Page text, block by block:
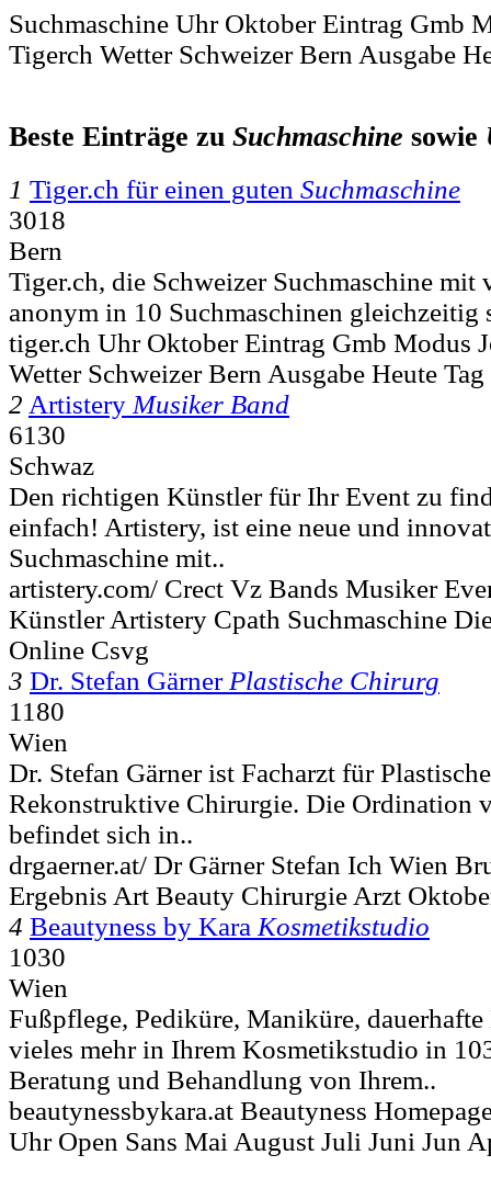
Suchmaschine Uhr Oktober Eintrag Gmb
Tigerch Wetter Schweizer Bern Ausgabe
Beste Einträge zu Suchmaschine sowie
1 Tiger.ch für einen guten Suchmaschine
3018
Bern
Tiger.ch, die Schweizer Suchmaschine mit
anonym in 10 Suchmaschinen gleichzeitig
tiger.ch Uhr Oktober Eintrag Gmb Modus
Wetter Schweizer Bern Ausgabe Heute
2 Artistery Musiker Band
6130
Schwaz
Den richtigen Künstler für Ihr Event zu
einfach! Artistery, ist eine neue und
Suchmaschine mit..
artistery.com/ Crect Vz Bands Musiker
Künstler Artistery Cpath Suchmaschine
Online Csvg
3 Dr. Stefan Gärner Plastische Chirurg
1180
Wien
Dr. Stefan Gärner ist Facharzt für
Rekonstruktive Chirurgie. Die Ordination
befindet sich in..
drgaerner.at/ Dr Gärner Stefan Ich Wien
Ergebnis Art Beauty Chirurgie Arzt
4 Beautyness by Kara Kosmetikstudio
1030
Wien
Fußpflege, Pediküre, Maniküre,
vieles mehr in Ihrem Kosmetikstudio in
Beratung und Behandlung von Ihrem..
beautynessbykara.at Beautyness
Uhr Open Sans Mai August Juli Juni Jun